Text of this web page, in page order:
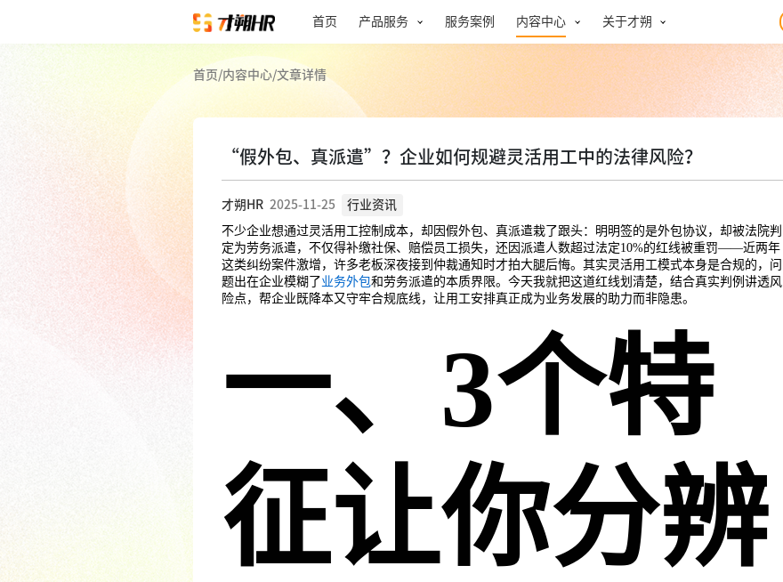
首页 产品服务 服务案例 内容中心 关于才朔
首页/内容中心/文章详情
“假外包、真派遣”？企业如何规避灵活用工中的法律风险？
才朔HR 2025-11-25 行业资讯
不少企业想通过灵活用工控制成本，却因假外包、真派遣栽了跟头：明明签的是外包协议，却被法院判
定为劳务派遣，不仅得补缴社保、赔偿员工损失，还因派遣人数超过法定10%的红线被重罚——近两年
这类纠纷案件激增，许多老板深夜接到仲裁通知时才拍大腿后悔。其实灵活用工模式本身是合规的，问
题出在企业模糊了业务外包和劳务派遣的本质界限。今天我就把这道红线划清楚，结合真实判例讲透风
险点，帮企业既降本又守牢合规底线，让用工安排真正成为业务发展的助力而非隐患。
一、3个特
征让你分辨